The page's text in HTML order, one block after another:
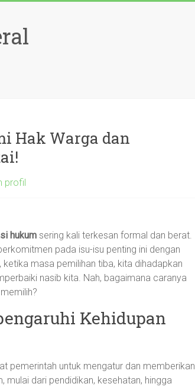
Hak Warga dan
profil
hukum sering kali terkesan formal dan berat.
pada isu-isu penting ini dengan
masa pemilihan tiba, kita dihadapkan
nasib kita. Nah, bagaimana caranya
Kehidupan
pemerintah untuk mengatur dan memberikan
dari pendidikan, kesehatan, hingga